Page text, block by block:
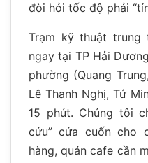
đòi hỏi tốc độ phải
Trạm kỹ thuật trung
ngay tại TP Hải
phường (Quang
Lê Thanh Nghị, Tứ
15 phút. Chúng tôi
cứu” cửa cuốn cho
hàng, quán cafe cần